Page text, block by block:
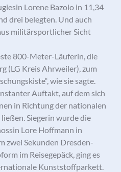
Lorene Bazolo in 11,34
drei belegten. Und auch
militärsportlicher Sicht
800-Meter-Läuferin, die
(LG Kreis Ahrweiler), zum
wie sie sagte.
Auftakt, auf dem sich
in Richtung der nationalen
Siegerin wurde die
Lore Hoffmann in
zwei Sekunden Dresden-
im Reisegepäck, ging es
Kunststoffparkett.